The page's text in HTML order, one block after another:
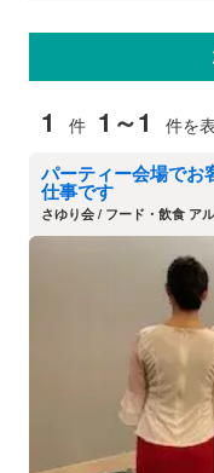
1 件 1～1 件を
パーティー会場でお
仕事です
さゆり会 / フード・飲食 ア